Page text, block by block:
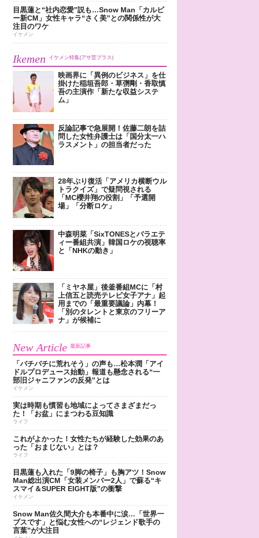
目黒蓮と“社内恋愛”説も…Snow Man「カルビ
ー新CM」女性キャラ“さく美”との関係性が大
注目のワケ
イケメン
Ikemen イケメン特集(アサ芸プラス)
映画界に「異例のビジネス」を仕
掛けた稲垣吾郎・草彅剛・香取慎
吾の主演作「新たな収益システ
ム」
反論記事で急展開！佐藤二朗を詰
問した女性弁護士は「国分太一ハ
ラスメント」の担当者だった
28年ぶり復活「アメリカ横断ウル
トラクイズ」で疑問視される
「MC櫻井翔の役割」「予選開
場」「分断ロケ」
中森明菜「SixTONESとバラエテ
ィー番組共演」韓国ロケの視聴率
と「NHKの動き」
「ミヤネ屋」後釜番組MCに「村
上信五と読売テレビ女子アナ」起
用までの「最重要議論」内幕！
「別のタレントと東京のフリーア
ナ」が候補に
New Article 最新記事
「バチバチに荒れそう」の声も…松本潤「アイ
ドルプロデュース始動」報道も懸念される“一
部旧ジャニファンの反発”とは
イケメン
実は時期も慣習も地域によってさまざまだっ
た！「お盆」にまつわる豆知識
ライフ
これがよかった！女性たちが経験した効果のあ
った「おまじない」とは？
ライフ
目黒蓮も入れた「9脚の椅子」も胸アツ！Snow
Man総出演CM「女装メンバー2人」で蘇る“キ
スマイ＆SUPER EIGHT版”の衝撃
イケメン
Snow Man佐久間大介も本番中に涙…「世界一
ブスです」と悩む女性への“レジェンド歌手の
言葉”が大注目